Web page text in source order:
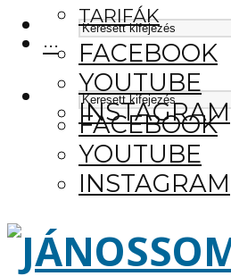
FACEBOOK
YOUTUBE
INSTAGRAM
TARIFÁK
···
FACEBOOK
YOUTUBE
INSTAGRAM